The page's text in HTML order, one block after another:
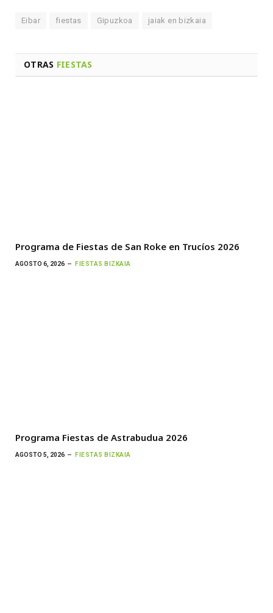
Eibar fiestas Gipuzkoa jaiak en bizkaia
OTRAS FIESTAS
Programa de Fiestas de San Roke en Trucíos 2026
AGOSTO 6, 2026 FIESTAS BIZKAIA
Programa Fiestas de Astrabudua 2026
AGOSTO 5, 2026 FIESTAS BIZKAIA